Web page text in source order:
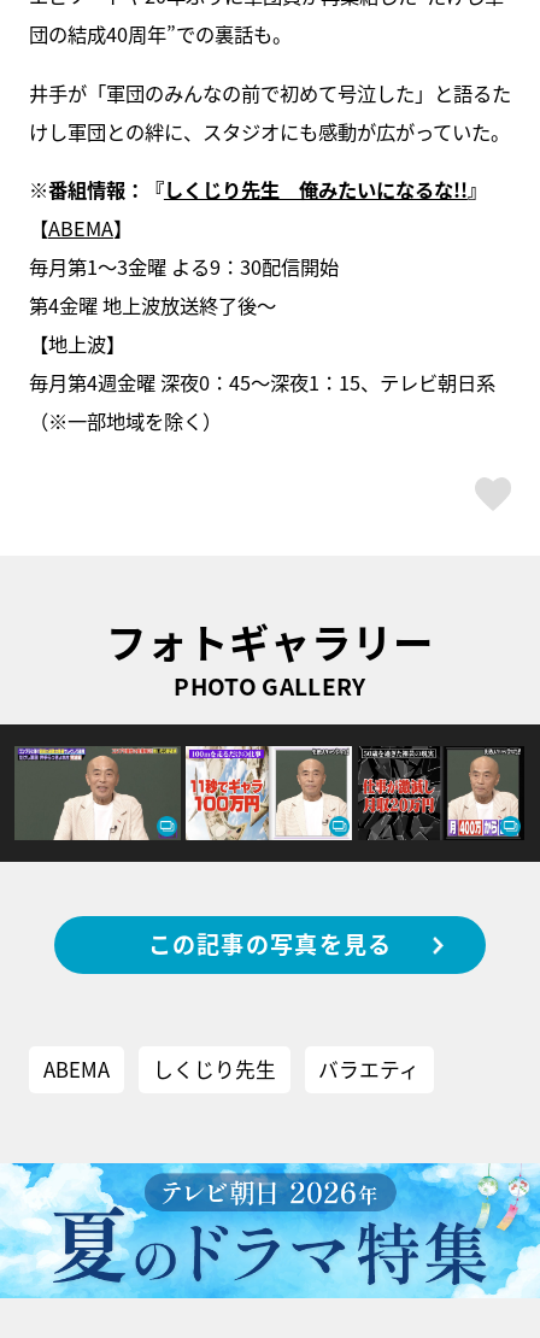
団の結成40周年”での裏話も。
井手が「軍団のみんなの前で初めて号泣した」と語るた
けし軍団との絆に、スタジオにも感動が広がっていた。
※番組情報：『しくじり先生 俺みたいになるな!!』
【ABEMA】
毎月第1〜3金曜 よる9：30配信開始
第4金曜 地上波放送終了後〜
【地上波】
毎月第4週金曜 深夜0：45～深夜1：15、テレビ朝日系
（※一部地域を除く）
フォトギャラリー
PHOTO GALLERY
この記事の写真を見る
ABEMA しくじり先生 バラエティ